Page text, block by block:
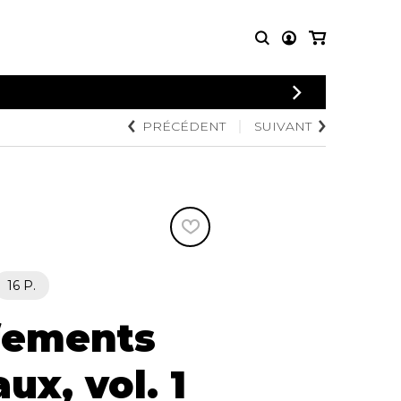
CONNEXION
PARTITIONS
POUR
Quatuor de saxophones
AUTRES
PRODUITS
Disques compacts et
DVDs
PRÉCÉDENT SUIVANT
16 P.
vol. 1